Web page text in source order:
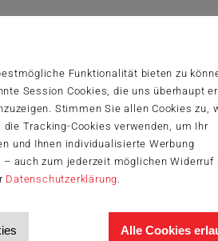
Funktionalität bieten zu
Session Cookies, die uns überhaupt
Stimmen Sie allen Cookies zu,
Tracking-Cookies verwenden, um Ihr
und Ihnen individualisierte Werbung
auch zum jederzeit möglichen Widerruf
Datenschutzerklärung
Alle Cookies